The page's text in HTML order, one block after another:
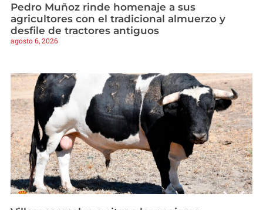
Pedro Muñoz rinde homenaje a sus
agricultores con el tradicional almuerzo y
desfile de tractores antiguos
agosto 6, 2026